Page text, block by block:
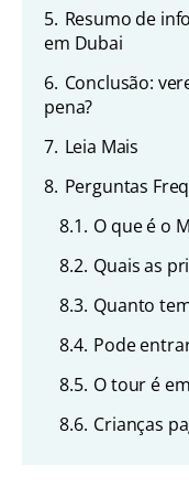
5. Resumo de
em Dubai
6. Conclusão:
pena?
7. Leia Mais
8. Perguntas
8.1. O que é o
8.2. Quais as
8.3. Quanto
8.4. Pode
8.5. O tour é
8.6. Crianças